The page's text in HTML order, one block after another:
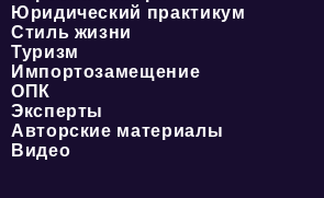
Юридический практикум
Стиль жизни
Туризм
Импортозамещение
ОПК
Эксперты
Авторские материалы
Видео